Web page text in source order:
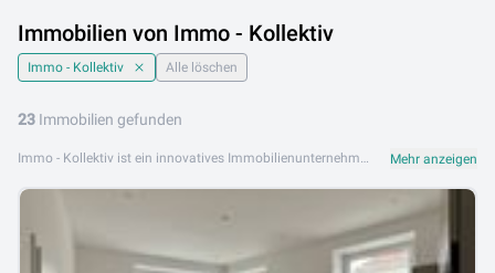
Immobilien von Immo - Kollektiv
Immo - Kollektiv Alle löschen
23 Immobilien gefunden
Immo - Kollektiv ist ein innovatives Immobilienunternehmen mit Sitz in Raaba bei Graz in der Steiermark. Das Unternehmen verfolgt einen kooperativen Ansatz in der Immobilienvermittlung und betreut Kunden im Großraum Graz bei Kauf, Verkauf und Vermietung von Immobilien. Das Leistungsangebot von Immo - Kollektiv umfasst Eigentumswohnungen, Mietwohnungen, Einfamilienhäuser und Gewerbeimmobilien in Graz und Umgebung. Das Team setzt auf Gemeinschaft, Transparenz und persönliche Betreuung. Immo - Kollektiv ist an folgenden Standorten aktiv: 8074 Raaba. Entdecken Sie jetzt die Immobilienangebote von Immo - Kollektiv auf Lib.at und finden Sie Ihre Wunschimmobilie in der Steiermark. Mehr anzeigen